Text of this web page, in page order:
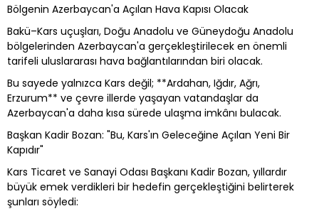
Bölgenin Azerbaycan'a Açılan Hava Kapısı Olacak
Bakü–Kars uçuşları, Doğu Anadolu ve Güneydoğu Anadolu
bölgelerinden Azerbaycan'a gerçekleştirilecek en önemli
tarifeli uluslararası hava bağlantılarından biri olacak.
Bu sayede yalnızca Kars değil; **Ardahan, Iğdır, Ağrı,
Erzurum** ve çevre illerde yaşayan vatandaşlar da
Azerbaycan'a daha kısa sürede ulaşma imkânı bulacak.
Başkan Kadir Bozan: "Bu, Kars'ın Geleceğine Açılan Yeni Bir
Kapıdır"
Kars Ticaret ve Sanayi Odası Başkanı Kadir Bozan, yıllardır
büyük emek verdikleri bir hedefin gerçekleştiğini belirterek
şunları söyledi: